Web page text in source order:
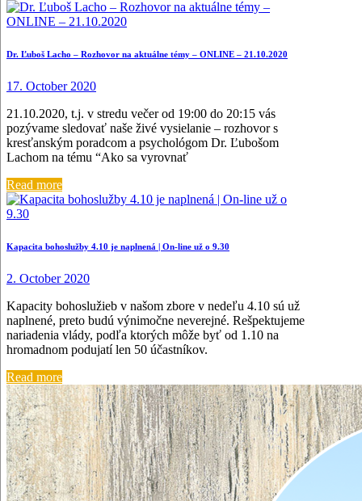
Dr. Ľuboš Lacho – Rozhovor na aktuálne témy – ONLINE – 21.10.2020
17. October 2020
21.10.2020, t.j. v stredu večer od 19:00 do 20:15 vás
pozývame sledovať naše živé vysielanie – rozhovor s
kresťanským poradcom a psychológom Dr. Ľubošom
Lachom na tému “Ako sa vyrovnať
Read more
Kapacita bohoslužby 4.10 je naplnená | On-line už o 9.30
2. October 2020
Kapacity bohoslužieb v našom zbore v nedeľu 4.10 sú už
naplnené, preto budú výnimočne neverejné. Rešpektujeme
nariadenia vlády, podľa ktorých môže byť od 1.10 na
hromadnom podujatí len 50 účastníkov.
Read more